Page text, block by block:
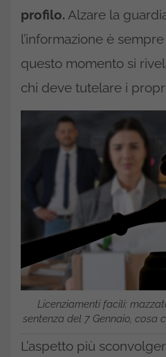
profilo. Alzare la
l’informazione è
questo momento si
chi deve tutelare i
Licenziamenti facili:
sentenza del 7 Gennaio, cosa
L’aspetto più